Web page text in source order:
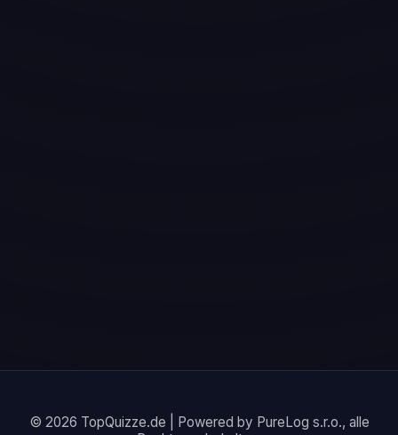
© 2026 TopQuizze.de | Powered by PureLog s.r.o., alle